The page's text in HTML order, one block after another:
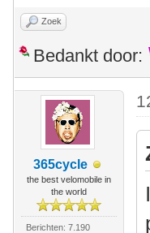
Zoek
Bedankt door:
365cycle
the best velomobile in
the world
Berichten: 7.190